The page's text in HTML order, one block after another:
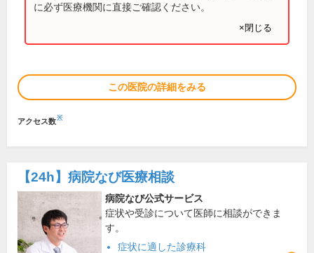
に必ず医療機関に直接ご確認ください。
×閉じる
この医院の詳細をみる
アクセス数※
【24h】 病院なび医療相談
病院なび公式サービス
症状や受診について医師に相談ができま
す。
症状に適した診療科